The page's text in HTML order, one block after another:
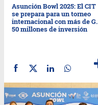
Asunción Bowl 2025: El CIT
se prepara para un torneo
internacional con más de G.
50 millones de inversión